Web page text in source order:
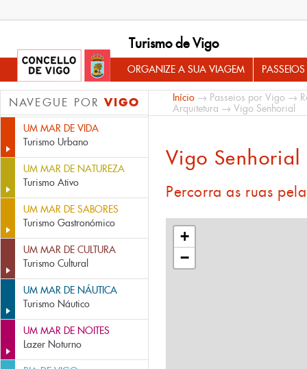
Turismo de Vigo
ORGANIZE A SUA VIAGEM
NAVEGUE POR VIGO
UM MAR DE VIDA
Turismo Urbano
UM MAR DE NATUREZA
Turismo Ativo
UM MAR DE SABORES
Turismo Gastronómico
UM MAR DE CULTURA
Turismo Cultural
UM MAR DE NÁUTICA
Turismo Náutico
UM MAR DE NOITES
Lazer Noturno
Início → Passeios por Vigo →
Arquitetura → Vigo Senhorial
Vigo Senhorial
Percorra as ruas
+
−